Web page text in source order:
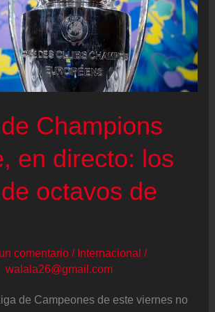
Champions
en directo: los
octavos de
comentario / Internacional /
walala26@gmail.com
de Campeones de este viernes no